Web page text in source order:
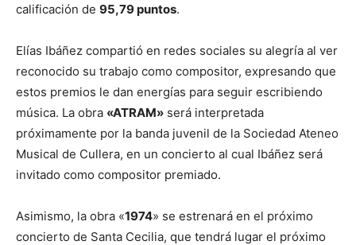
calificación de 95,79 puntos.
Elías Ibáñez compartió en redes sociales su alegría al ver
reconocido su trabajo como compositor, expresando que
estos premios le dan energías para seguir escribiendo
música. La obra «ATRAM» será interpretada
próximamente por la banda juvenil de la Sociedad Ateneo
Musical de Cullera, en un concierto al cual Ibáñez será
invitado como compositor premiado.
Asimismo, la obra «1974» se estrenará en el próximo
concierto de Santa Cecilia, que tendrá lugar el próximo